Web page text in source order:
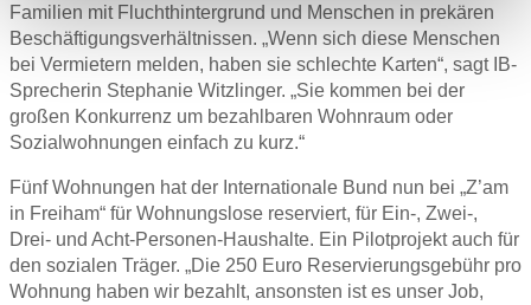
Familien mit Fluchthintergrund und Menschen in prekären
Beschäftigungsverhältnissen. „Wenn sich diese Menschen
bei Vermietern melden, haben sie schlechte Karten“, sagt IB-
Sprecherin Stephanie Witzlinger. „Sie kommen bei der
großen Konkurrenz um bezahlbaren Wohnraum oder
Sozialwohnungen einfach zu kurz.“
Fünf Wohnungen hat der Internationale Bund nun bei „Z’am
in Freiham“ für Wohnungslose reserviert, für Ein-, Zwei-,
Drei- und Acht-Personen-Haushalte. Ein Pilotprojekt auch für
den sozialen Träger. „Die 250 Euro Reservierungsgebühr pro
Wohnung haben wir bezahlt, ansonsten ist es unser Job,